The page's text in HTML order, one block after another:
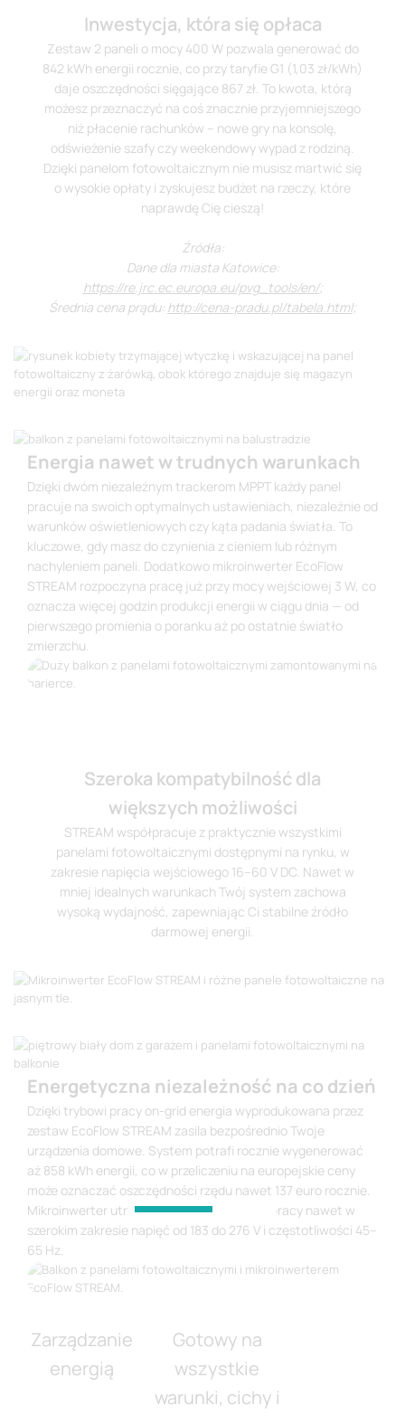
Inwestycja, która się opłaca
Zestaw 2 paneli o mocy 400 W pozwala generować do
842 kWh energii rocznie, co przy taryfie G1 (1,03 zł/kWh)
daje oszczędności sięgające 867 zł. To kwota, którą
możesz przeznaczyć na coś znacznie przyjemniejszego
niż płacenie rachunków – nowe gry na konsolę,
odświeżenie szafy czy weekendowy wypad z rodziną.
Dzięki panelom fotowoltaicznym nie musisz martwić się
o wysokie opłaty i zyskujesz budżet na rzeczy, które
naprawdę Cię cieszą!
Źródła:
Dane dla miasta Katowice:
https://re.jrc.ec.europa.eu/pvg_tools/en/;
Średnia cena prądu: http://cena-pradu.pl/tabela.html;
Energia nawet w trudnych warunkach
Dzięki dwóm niezależnym trackerom MPPT każdy panel
pracuje na swoich optymalnych ustawieniach, niezależnie od
warunków oświetleniowych czy kąta padania światła. To
kluczowe, gdy masz do czynienia z cieniem lub różnym
nachyleniem paneli. Dodatkowo mikroinwerter EcoFlow
STREAM rozpoczyna pracę już przy mocy wejściowej 3 W, co
oznacza więcej godzin produkcji energii w ciągu dnia — od
pierwszego promienia o poranku aż po ostatnie światło
zmierzchu.
Szeroka kompatybilność dla
większych możliwości
STREAM współpracuje z praktycznie wszystkimi
panelami fotowoltaicznymi dostępnymi na rynku, w
zakresie napięcia wejściowego 16–60 V DC. Nawet w
mniej idealnych warunkach Twój system zachowa
wysoką wydajność, zapewniając Ci stabilne źródło
darmowej energii.
Energetyczna niezależność na co dzień
Dzięki trybowi pracy on-grid energia wyprodukowana przez
zestaw EcoFlow STREAM zasila bezpośrednio Twoje
urządzenia domowe. System potrafi rocznie wygenerować
aż 858 kWh energii, co w przeliczeniu na europejskie ceny
może oznaczać oszczędności rzędu nawet 137 euro rocznie.
Mikroinwerter utrzymuje pełną stabilność pracy nawet w
szerokim zakresie napięć od 183 do 276 V i częstotliwości 45–
65 Hz.
Zarządzanie
energią
Gotowy na
wszystkie
warunki, cichy i